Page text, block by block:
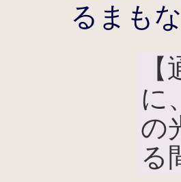
るまも
に
の
る